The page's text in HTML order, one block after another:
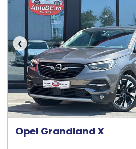
❮
Opel Grandland X